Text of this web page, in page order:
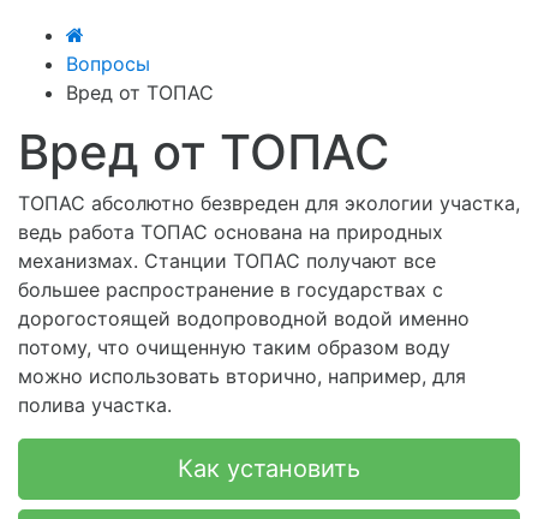
Вопросы
Вред от ТОПАС
Вред от ТОПАС
ТОПАС абсолютно безвреден для экологии участка,
ведь работа ТОПАС основана на природных
механизмах. Станции ТОПАС получают все
большее распространение в государствах с
дорогостоящей водопроводной водой именно
потому, что очищенную таким образом воду
можно использовать вторично, например, для
полива участка.
Как установить